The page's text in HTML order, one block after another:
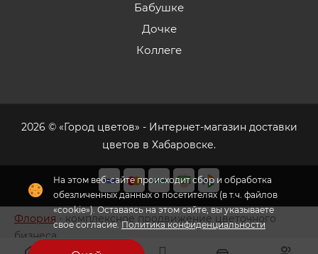
На этом веб-сайте происходит сбор и обработка
обезличенных данных о посетителях (в т.ч. файлов
«cookie»). Оставаясь на этом сайте, вы указываете
свое согласие.Политика конфиденциальности
Бабушке
Дочке
Коллеге
2026 © «Город цветов» - Интернет-магазин доставки
цветов в Хабаровске.
Флория - комплексное продвижение цветочного
бизнеса